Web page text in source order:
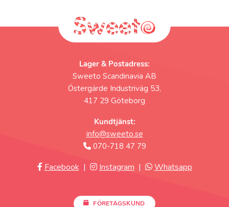
Lager & Postadress:
Sweeto Scandinavia AB
Östergärde Industriväg 53,
417 29 Göteborg
Kundtjänst:
info@sweeto.se
070-718 47 79
Facebook| Instagram| Whatsapp
FÖRETAGSKUND